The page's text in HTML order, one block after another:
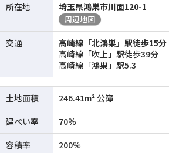
所在地
埼玉県鴻巣市川面120-1
周辺地図
交通
高崎線「北鴻巣」駅徒歩15分
高崎線「吹上」駅徒歩39分
高崎線「鴻巣」駅5.3
土地面積
246.41m² 公簿
建ぺい率
70％
容積率
200％